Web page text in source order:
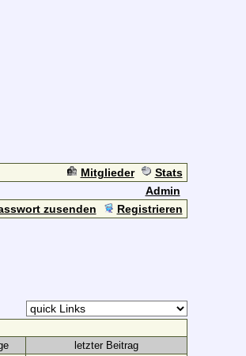
Mitglieder
Stats
Admin
zusenden Registrieren
letzter Beitrag